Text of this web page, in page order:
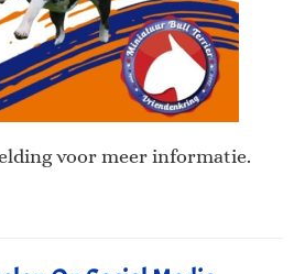
voor meer informatie.